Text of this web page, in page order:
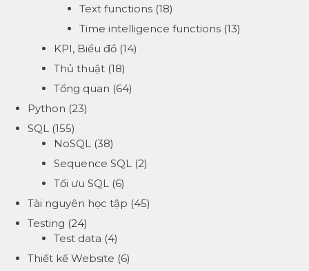
Text functions (18)
Time intelligence functions (13)
KPI, Biểu đồ(14)
Thủ thuật(18)
Tổng quan (64)
Python (23)
SQL (155)
NoSQL(38)
Sequence SQL(2)
Tối ưu SQL(6)
Tài nguyên học tập (45)
Testing (24)
Test data (4)
Thiết kế Website (6)